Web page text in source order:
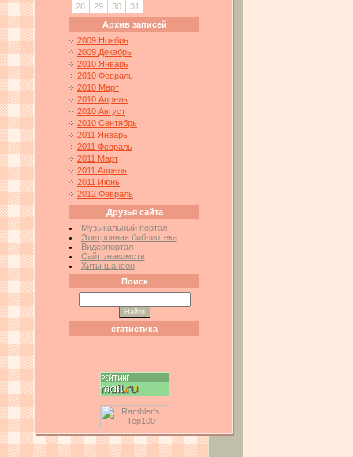
28
29 30
31
Архив записей
2009 Ноябрь
2009 Декабрь
2010 Январь
2010 Февраль
2010 Март
2010 Апрель
2010 Август
2010 Сентябрь
2011 Январь
2011 Февраль
2011 Март
2011 Апрель
2011 Июнь
2012 Февраль
Друзья сайта
Музыкальный портал
Элетронная библиотека
Видеопортал
Сайт знакомств
Хиты шансон
Поиск
статистика